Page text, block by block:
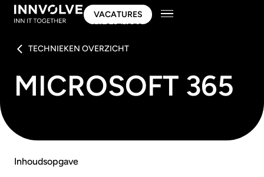
VACATURES
VACATURES
TECHNIEKEN OVERZICHT
MICROSOFT 365
Inhoudsopgave